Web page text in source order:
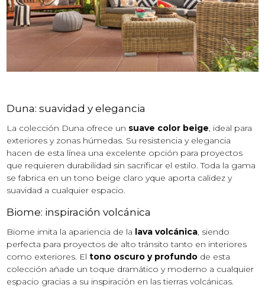
Duna: suavidad y elegancia
La colección Duna ofrece un suave color beige, ideal para
exteriores y zonas húmedas. Su resistencia y elegancia
hacen de esta línea una excelente opción para proyectos
que requieren durabilidad sin sacrificar el estilo. Toda la gama
se fabrica en un tono beige claro yque aporta calidez y
suavidad a cualquier espacio.
Biome: inspiración volcánica
Biome imita la apariencia de la lava volcánica, siendo
perfecta para proyectos de alto tránsito tanto en interiores
como exteriores. Eltono oscuro y profundo de esta
colección añade un toque dramático y moderno a cualquier
espacio gracias a su inspiración en las tierras volcánicas.